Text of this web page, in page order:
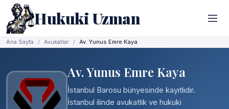
Hukuki Uzman
Ana Sayfa Avukatlar Av. Yunus Emre Kaya
Av. Yunus Emre Kaya
İstanbul Barosu bünyesinde kayıtlıdır.
İstanbul ilinde avukatlık ve hukuki